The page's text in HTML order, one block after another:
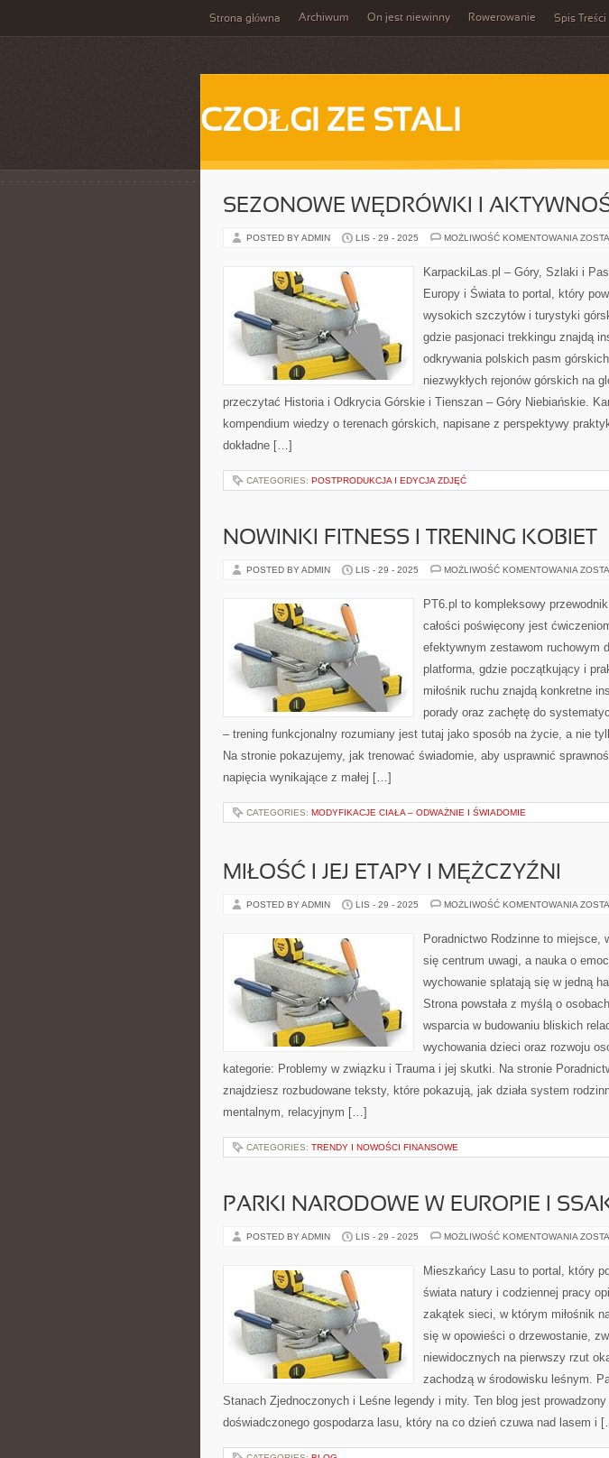
Strona główna Archiwum On jest niewinny Rowerowanie Spis Treści
CZOŁGI ZE STALI
SEZONOWE WĘDRÓWKI I
POSTED BY ADMIN LIS - 29 - 2025 MOŻLIWOŚĆ KOMENTOWANIA
KarpackiLas.pl – Góry, Szlaki i
Europy i Świata to portal, który
wysokich szczytów i turystyki
gdzie pasjonaci trekkingu znajdą
odkrywania polskich pasm
niezwykłych rejonów górskich na
przeczytać Historia i Odkrycia Górskie i Tienszan – Góry Niebiańskie.
kompendium wiedzy o terenach górskich, napisane z perspektywy
dokładne […]
CATEGORIES: POSTPRODUKCJA I EDYCJA ZDJĘĆ
NOWINKI FITNESS I TRENING KOBIET
POSTED BY ADMIN LIS - 29 - 2025 MOŻLIWOŚĆ KOMENTOWANIA
PT6.pl to kompleksowy
całości poświęcony jest
efektywnym zestawom ruchowym
platforma, gdzie początkujący i
miłośnik ruchu znajdą konkretne
porady oraz zachętę do
– trening funkcjonalny rozumiany jest tutaj jako sposób na życie, a nie
Na stronie pokazujemy, jak trenować świadomie, aby usprawnić
napięcia wynikające z małej […]
CATEGORIES: MODYFIKACJE CIAŁA – ODWAŻNIE I ŚWIADOMIE
MIŁOŚĆ I JEJ ETAPY I MĘŻCZYŹNI
POSTED BY ADMIN LIS - 29 - 2025 MOŻLIWOŚĆ KOMENTOWANIA
I
Poradnictwo Rodzinne to miejsce,
się centrum uwagi, a nauka o
wychowanie splatają się w jedną
Strona powstała z myślą o
wsparcia w budowaniu bliskich
wychowania dzieci oraz rozwoju
kategorie: Problemy w związku i Trauma i jej skutki. Na stronie
znajdziesz rozbudowane teksty, które pokazują, jak działa system
mentalnym, relacyjnym […]
CATEGORIES: TRENDY I NOWOŚCI FINANSOWE
PARKI NARODOWE W EUROPIE I
POSTED BY ADMIN LIS - 29 - 2025 MOŻLIWOŚĆ KOMENTOWANIA PARKI
I
Mieszkańcy Lasu to portal, który
świata natury i codziennej pracy
zakątek sieci, w którym miłośnik
się w opowieści o drzewostanie,
niewidocznych na pierwszy rzut
zachodzą w środowisku leśnym.
Stanach Zjednoczonych i Leśne legendy i mity. Ten blog jest
doświadczonego gospodarza lasu, który na co dzień czuwa nad lasem i